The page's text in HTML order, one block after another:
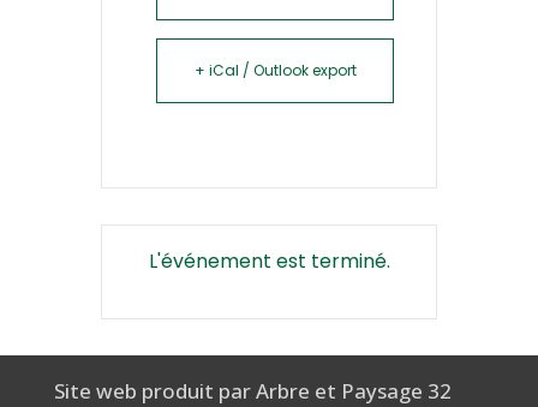
+ iCal / Outlook export
L'événement est terminé.
Site web produit par Arbre et Paysage 32